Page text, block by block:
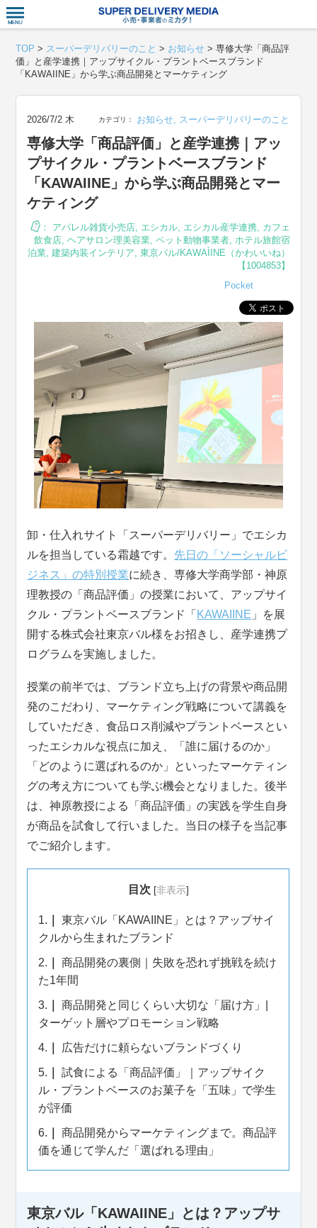
TOP > スーパーデリバリーのこと > お知らせ >専修大学「商品評
価」と産学連携｜アップサイクル・プラントベースブランド
「KAWAIINE」から学ぶ商品開発とマーケティング
2026/7/2 木 カテゴリ： お知らせ, スーパーデリバリーのこと
専修大学「商品評価」と産学連携｜アッ
プサイクル・プラントベースブランド
「KAWAIINE」から学ぶ商品開発とマー
ケティング
： アパレル雑貨小売店, エシカル, エシカル産学連携, カフェ
飲食店, ヘアサロン理美容業, ペット動物事業者, ホテル旅館宿
泊業, 建築内装インテリア, 東京バル/KAWAÌINE（かわいいね）
【1004853】
Pocket
卸・仕入れサイト「スーパーデリバリー」でエシカ
ルを担当している霜越です。 先日の「ソーシャルビ
ジネス」の特別授業に続き、専修大学商学部・神原
理教授の「商品評価」の授業において、アップサイ
クル・プラントベースブランド「 KAWAIINE 」を展
開する株式会社東京バル様をお招きし、産学連携プ
ログラムを実施しました。
授業の前半では、ブランド立ち上げの背景や商品開
発のこだわり、マーケティング戦略について講義を
していただき、食品ロス削減やプラントベースとい
ったエシカルな視点に加え、「誰に届けるのか」
「どのように選ばれるのか」といったマーケティン
グの考え方についても学ぶ機会となりました。後半
は、神原教授による「商品評価」の実践を学生自身
が商品を試食して行いました。当日の様子を当記事
でご紹介します。
目次 [非表示]
1.
東京バル「KAWAIINE」とは？アップサイ
クルから生まれたブランド
2.
商品開発の裏側｜失敗を恐れず挑戦を続け
た1年間
3.
商品開発と同じくらい大切な「届け方」|
ターゲット層やプロモーション戦略
4. 広告だけに頼らないブランドづくり
5.
試食による「商品評価」｜アップサイク
ル・プラントベースのお菓子を「五味」で学生
が評価
6.
商品開発からマーケティングまで。商品評
価を通じて学んだ「選ばれる理由」
東京バル「KAWAIINE」とは？アップサ